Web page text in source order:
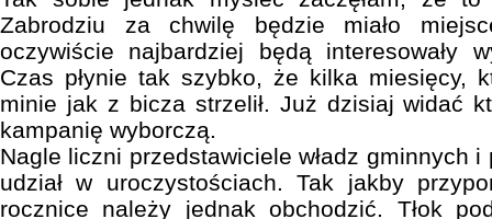
Zabrodziu za chwilę będzie miało
oczywiście najbardziej będą interesowały
Czas płynie tak szybko, że kilka miesięcy,
minie jak z bicza strzelił. Już dzisiaj widać
kampanię wyborczą.
Nagle liczni przedstawiciele władz gminnych
udział w uroczystościach. Tak jakby
rocznice należy jednak obchodzić. Tłok